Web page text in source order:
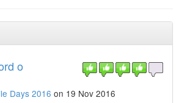
o
Days 2016 on 19 Nov 2016